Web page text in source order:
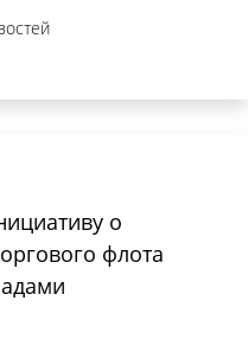
о
флота